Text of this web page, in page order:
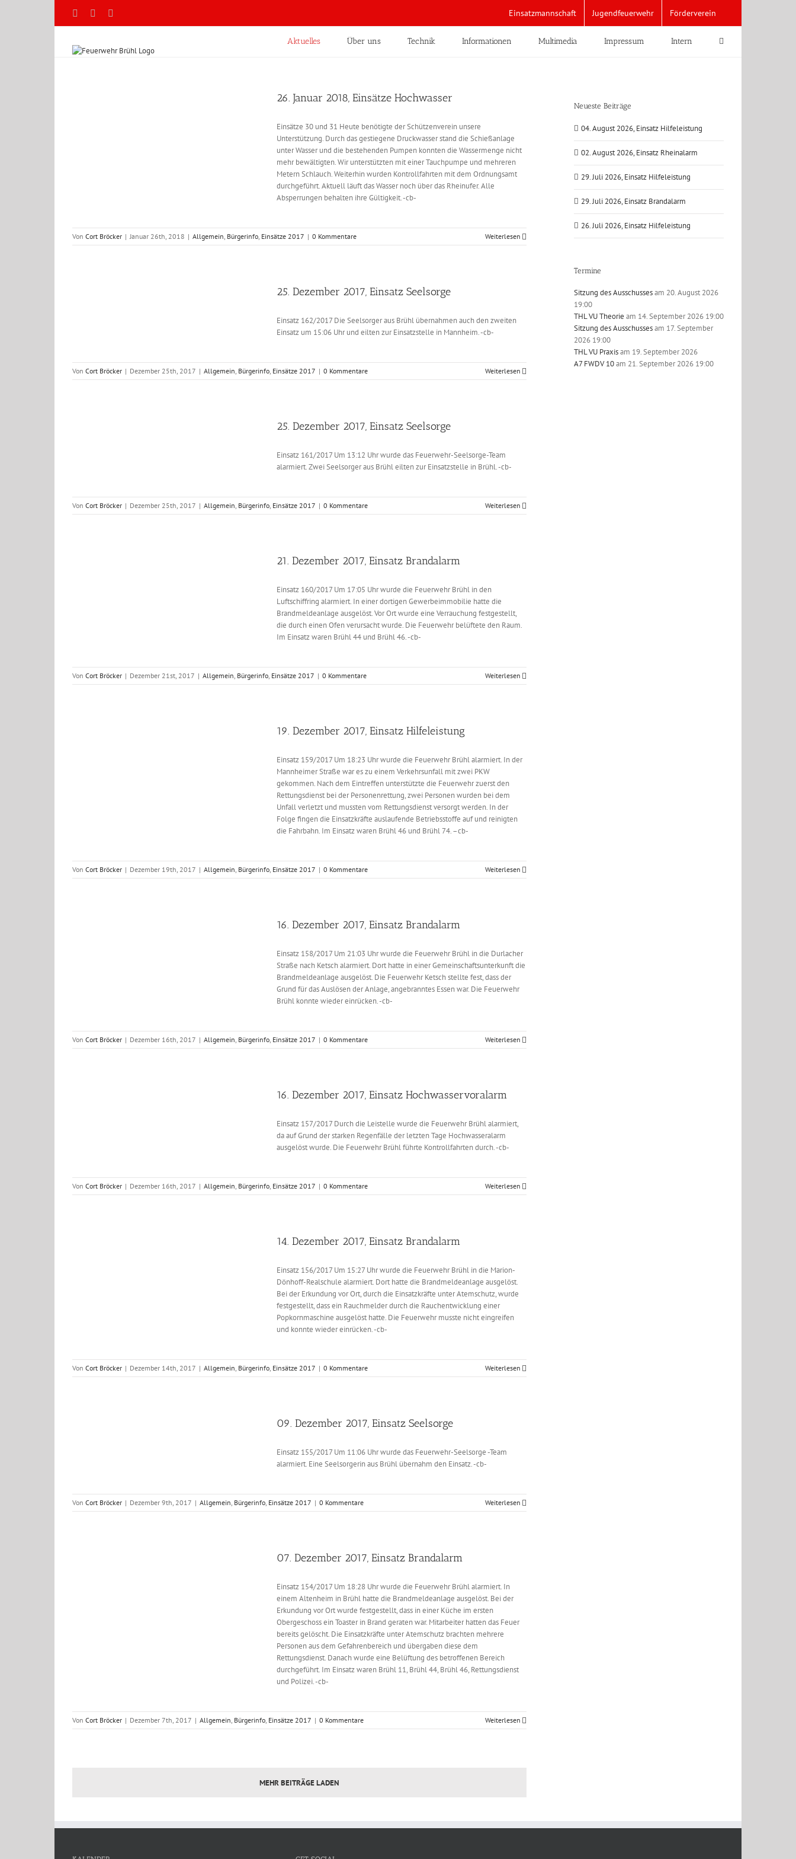
Facebook Einsatzmannschaft Jugendfeuerwehr Förderverein
Aktuelles Über uns Technik Informationen Multimedia Impressum Intern
26. Januar 2018, Einsätze Hochwasser
Einsätze 30 und 31 Heute benötigte der Schützenverein unsere
Unterstützung. Durch das gestiegene Druckwasser stand die Schießanlage
unter Wasser und die bestehenden Pumpen konnten die Wassermenge nicht
mehr bewältigten. Wir unterstützten mit einer Tauchpumpe und mehreren
Metern Schlauch. Weiterhin wurden Kontrollfahrten mit dem Ordnungsamt
durchgeführt. Aktuell läuft das Wasser noch über das Rheinufer. Alle
Absperrungen behalten ihre Gültigkeit. -cb-
Von Cort Bröcker | Januar 26th, 2018 | Allgemein, Bürgerinfo, Einsätze 2017 | 0 Kommentare Weiterlesen
25. Dezember 2017, Einsatz Seelsorge
Einsatz 162/2017 Die Seelsorger aus Brühl übernahmen auch den zweiten
Einsatz um 15:06 Uhr und eilten zur Einsatzstelle in Mannheim. -cb-
Von Cort Bröcker | Dezember 25th, 2017 | Allgemein, Bürgerinfo, Einsätze 2017 | 0 Kommentare Weiterlesen
25. Dezember 2017, Einsatz Seelsorge
Einsatz 161/2017 Um 13:12 Uhr wurde das Feuerwehr-Seelsorge-Team
alarmiert. Zwei Seelsorger aus Brühl eilten zur Einsatzstelle in Brühl. -cb-
Von Cort Bröcker | Dezember 25th, 2017 | Allgemein, Bürgerinfo, Einsätze 2017 | 0 Kommentare Weiterlesen
21. Dezember 2017, Einsatz Brandalarm
Einsatz 160/2017 Um 17:05 Uhr wurde die Feuerwehr Brühl in den
Luftschiffring alarmiert. In einer dortigen Gewerbeimmobilie hatte die
Brandmeldeanlage ausgelöst. Vor Ort wurde eine Verrauchung festgestellt,
die durch einen Ofen verursacht wurde. Die Feuerwehr belüftete den Raum.
Im Einsatz waren Brühl 44 und Brühl 46. -cb-
Von Cort Bröcker | Dezember 21st, 2017 | Allgemein, Bürgerinfo, Einsätze 2017 | 0 Kommentare Weiterlesen
19. Dezember 2017, Einsatz Hilfeleistung
Einsatz 159/2017 Um 18:23 Uhr wurde die Feuerwehr Brühl alarmiert. In der
Mannheimer Straße war es zu einem Verkehrsunfall mit zwei PKW
gekommen. Nach dem Eintreffen unterstützte die Feuerwehr zuerst den
Rettungsdienst bei der Personenrettung, zwei Personen wurden bei dem
Unfall verletzt und mussten vom Rettungsdienst versorgt werden. In der
Folge fingen die Einsatzkräfte auslaufende Betriebsstoffe auf und reinigten
die Fahrbahn. Im Einsatz waren Brühl 46 und Brühl 74. –cb-
Von Cort Bröcker | Dezember 19th, 2017 | Allgemein, Bürgerinfo, Einsätze 2017 | 0 Kommentare Weiterlesen
16. Dezember 2017, Einsatz Brandalarm
Einsatz 158/2017 Um 21:03 Uhr wurde die Feuerwehr Brühl in die Durlacher
Straße nach Ketsch alarmiert. Dort hatte in einer Gemeinschaftsunterkunft die
Brandmeldeanlage ausgelöst. Die Feuerwehr Ketsch stellte fest, dass der
Grund für das Auslösen der Anlage, angebranntes Essen war. Die Feuerwehr
Brühl konnte wieder einrücken. -cb-
Von Cort Bröcker | Dezember 16th, 2017 | Allgemein, Bürgerinfo, Einsätze 2017 | 0 Kommentare Weiterlesen
16. Dezember 2017, Einsatz Hochwasservoralarm
Einsatz 157/2017 Durch die Leistelle wurde die Feuerwehr Brühl alarmiert,
da auf Grund der starken Regenfälle der letzten Tage Hochwasseralarm
ausgelöst wurde. Die Feuerwehr Brühl führte Kontrollfahrten durch. -cb-
Von Cort Bröcker | Dezember 16th, 2017 | Allgemein, Bürgerinfo, Einsätze 2017 | 0 Kommentare Weiterlesen
14. Dezember 2017, Einsatz Brandalarm
Einsatz 156/2017 Um 15:27 Uhr wurde die Feuerwehr Brühl in die Marion-
Dönhoff-Realschule alarmiert. Dort hatte die Brandmeldeanlage ausgelöst.
Bei der Erkundung vor Ort, durch die Einsatzkräfte unter Atemschutz, wurde
festgestellt, dass ein Rauchmelder durch die Rauchentwicklung einer
Popkornmaschine ausgelöst hatte. Die Feuerwehr musste nicht eingreifen
und konnte wieder einrücken. -cb-
Von Cort Bröcker | Dezember 14th, 2017 | Allgemein, Bürgerinfo, Einsätze 2017 | 0 Kommentare Weiterlesen
09. Dezember 2017, Einsatz Seelsorge
Einsatz 155/2017 Um 11:06 Uhr wurde das Feuerwehr-Seelsorge -Team
alarmiert. Eine Seelsorgerin aus Brühl übernahm den Einsatz. -cb-
Von Cort Bröcker | Dezember 9th, 2017 | Allgemein, Bürgerinfo, Einsätze 2017 | 0 Kommentare Weiterlesen
07. Dezember 2017, Einsatz Brandalarm
Einsatz 154/2017 Um 18:28 Uhr wurde die Feuerwehr Brühl alarmiert. In
einem Altenheim in Brühl hatte die Brandmeldeanlage ausgelöst. Bei der
Erkundung vor Ort wurde festgestellt, dass in einer Küche im ersten
Obergeschoss ein Toaster in Brand geraten war. Mitarbeiter hatten das Feuer
bereits gelöscht. Die Einsatzkräfte unter Atemschutz brachten mehrere
Personen aus dem Gefahrenbereich und übergaben diese dem
Rettungsdienst. Danach wurde eine Belüftung des betroffenen Bereich
durchgeführt. Im Einsatz waren Brühl 11, Brühl 44, Brühl 46, Rettungsdienst
und Polizei. -cb-
Von Cort Bröcker | Dezember 7th, 2017 | Allgemein, Bürgerinfo, Einsätze 2017 | 0 Kommentare Weiterlesen
MEHR BEITRÄGE LADEN
Neueste Beiträge
04. August 2026, Einsatz Hilfeleistung
02. August 2026, Einsatz Rheinalarm
29. Juli 2026, Einsatz Hilfeleistung
29. Juli 2026, Einsatz Brandalarm
26. Juli 2026, Einsatz Hilfeleistung
Termine
Sitzung des Ausschussesam 20. August 2026
19:00
THL VU Theorie am 14. September 2026 19:00
Sitzung des Ausschussesam 17. September
2026 19:00
THL VU Praxisam 19. September 2026
A7 FWDV 10am 21. September 2026 19:00